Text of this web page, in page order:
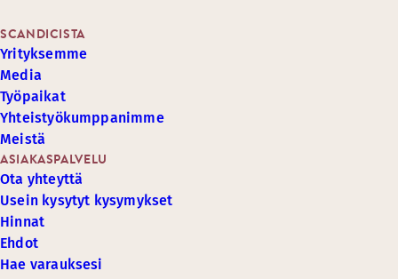
ASIAKASPALVELU
Ota yhteyttä
Usein kysytyt kysymykset
Hinnat
Ehdot
Hae varauksesi
SCANDICISTA
Yrityksemme
Media
Työpaikat
Yhteistyökumppanimme
Meistä